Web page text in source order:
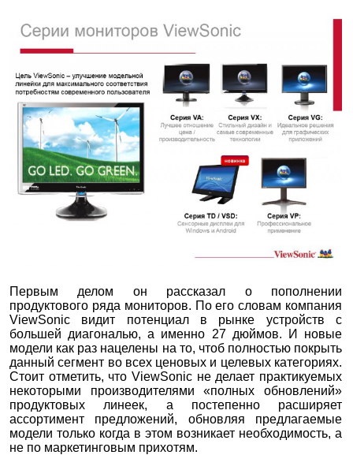
Первым делом он рассказал о пополнении
продуктового ряда мониторов. По его словам компания
ViewSonic видит потенциал в рынке устройств с
большей диагональю, а именно 27 дюймов. И новые
модели как раз нацелены на то, чтоб полностью покрыть
данный сегмент во всех ценовых и целевых категориях.
Стоит отметить, что ViewSonic не делает практикуемых
некоторыми производителями «полных обновлений»
продуктовых линеек, а постепенно расширяет
ассортимент предложений, обновляя предлагаемые
модели только когда в этом возникает необходимость, а
не по маркетинговым прихотям.